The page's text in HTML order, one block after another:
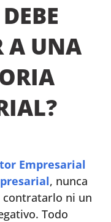
A UNA
Empresarial
, nunca
contratarlo ni un
Todo